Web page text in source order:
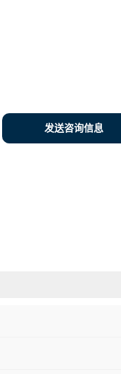
发送咨询信息